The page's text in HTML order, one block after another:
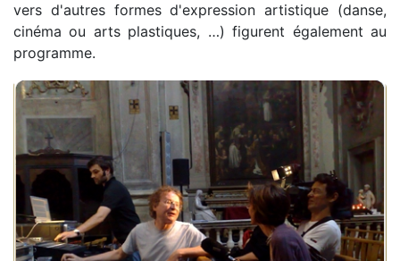
vers d'autres formes d'expression artistique (danse,
cinéma ou arts plastiques, …) figurent également au
programme.